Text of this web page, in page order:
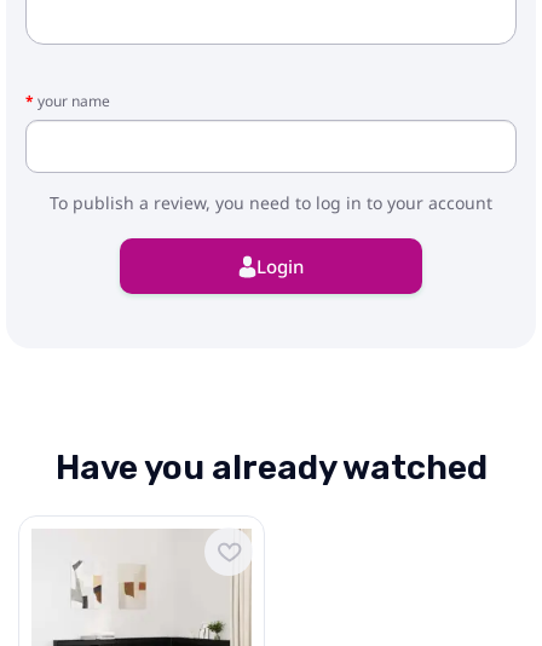
your name
To publish a review, you need to log in to your account
Login
Have you already watched